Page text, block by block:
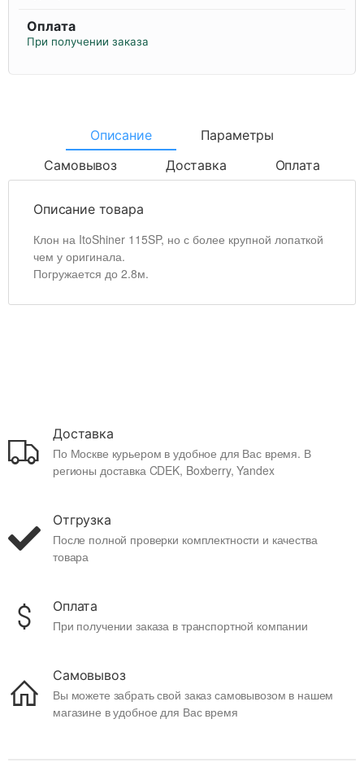
Оплата
При получении заказа
Описание
Параметры
Самовывоз
Доставка Оплата
Описание товара
Клон на ItoShiner 115SP, но с более крупной лопаткой
чем у оригинала.
Погружается до 2.8м.
Доставка
По Москве курьером в удобное для Вас время. В
регионы доставка CDEK, Boxberry, Yandex
Отгрузка
После полной проверки комплектности и качества
товара
Оплата
При получении заказа в транспортной компании
Самовывоз
Вы можете забрать свой заказ самовывозом в нашем
магазине в удобное для Вас время